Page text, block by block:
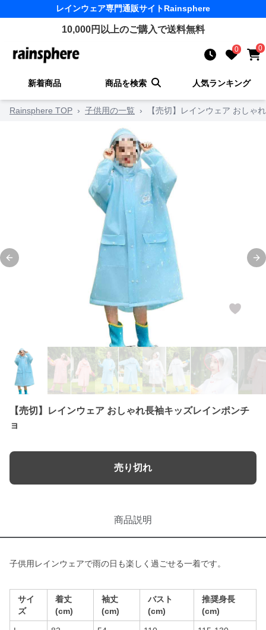
レインウェア専門通販サイトRainsphere
10,000円以上のご購入で送料無料
0 0
新着商品 商品を検索 人気ランキング
Rainsphere TOP › 子供用の一覧 › 【売切】レインウェア おしゃ
Previous slide
【売切】レインウェア おしゃれ長袖キッズレインポンチ
ョ
売り切れ
商品説明
子供用レインウェアで雨の日も楽しく過ごせる一着です。
サイ
ズ
着丈
(cm)
袖丈
(cm)
バスト
(cm)
推奨身長
(cm)